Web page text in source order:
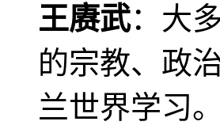
王赓武：大
的宗教、政
兰世界学习